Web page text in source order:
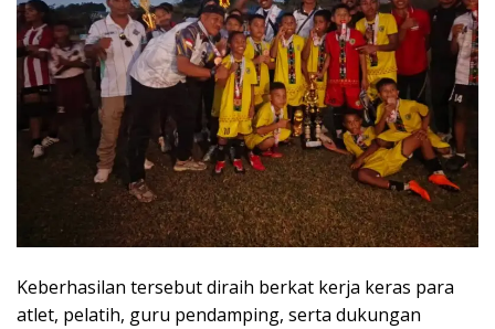
Keberhasilan tersebut diraih berkat kerja keras para
atlet, pelatih, guru pendamping, serta dukungan